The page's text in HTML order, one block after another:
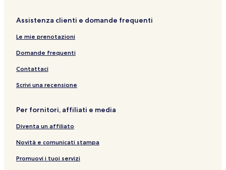
Assistenza clienti e domande frequenti
Le mie prenotazioni
Domande frequenti
Contattaci
Scrivi una recensione
Per fornitori, affiliati e media
Diventa un affiliato
Novità e comunicati stampa
Promuovi i tuoi servizi